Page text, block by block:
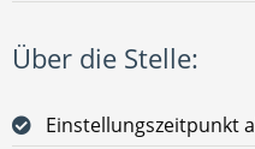
Über die Stelle:
Einstellungszeitpunkt